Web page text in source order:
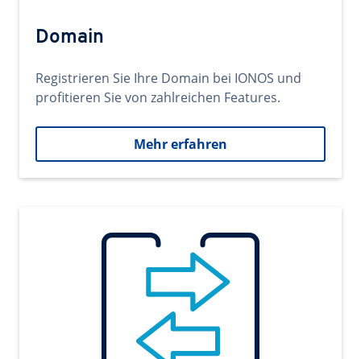
Domain
Registrieren Sie Ihre Domain bei IONOS und
profitieren Sie von zahlreichen Features.
Mehr erfahren